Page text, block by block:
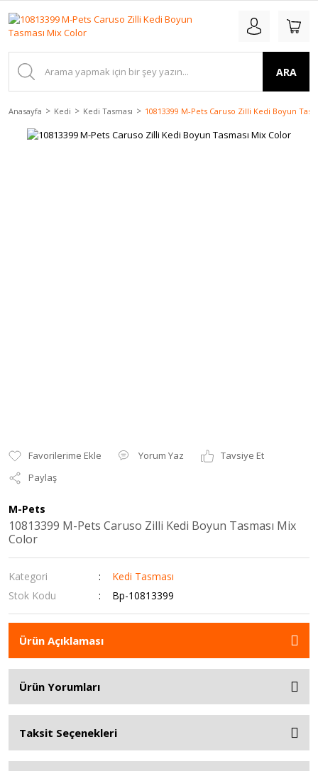
ARA
Anasayfa Kedi Kedi Tasması 10813399 M-Pets Caruso Zilli Kedi Boyun
Yorum Yaz
Tavsiye Et
Paylaş
M-Pets
10813399 M-Pets Caruso Zilli Kedi Boyun Tasması Mix
Color
Kategori
Kedi Tasması
Stok Kodu
Bp-10813399
Ürün Açıklaması
Ürün Yorumları
Taksit Seçenekleri